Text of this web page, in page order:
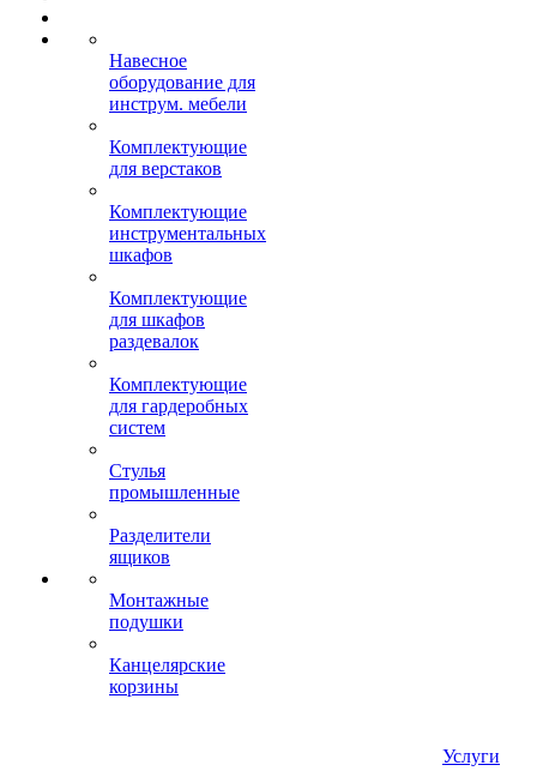
Навесное
оборудование для
инструм. мебели
Комплектующие
для верстаков
Комплектующие
инструментальных
шкафов
Комплектующие
для шкафов
раздевалок
Комплектующие
для гардеробных
систем
Стулья
промышленные
Разделители
ящиков
Монтажные
подушки
Канцелярские
корзины
Услуги